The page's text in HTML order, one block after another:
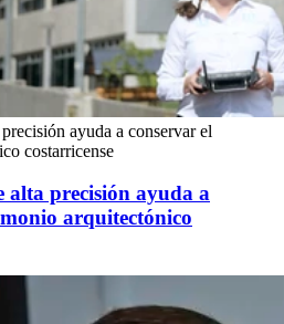
ayuda a conservar el
costarricense
alta precisión ayuda a
arquitectónico